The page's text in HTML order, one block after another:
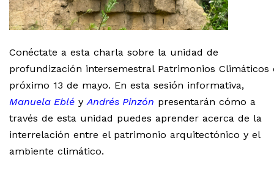
Conéctate a esta charla sobre la unidad de
profundización intersemestral Patrimonios Climáticos
próximo 13 de mayo. En esta sesión informativa,
Manuela Eblé y Andrés Pinzón presentarán cómo a
través de esta unidad puedes aprender acerca de la
interrelación entre el patrimonio arquitectónico y el
ambiente climático.